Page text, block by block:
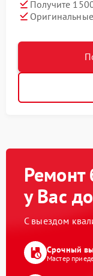
Получите
Ремонт
у Вас
С выездом
Срочный
Мастер